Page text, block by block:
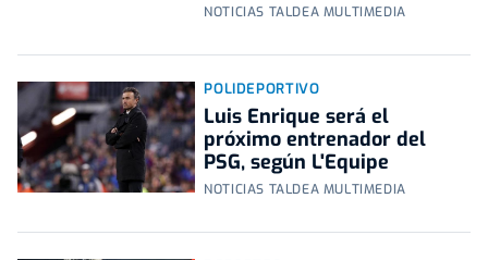
NOTICIAS TALDEA MULTIMEDIA
POLIDEPORTIVO
Luis Enrique será el
próximo entrenador del
PSG, según L'Equipe
NOTICIAS TALDEA MULTIMEDIA